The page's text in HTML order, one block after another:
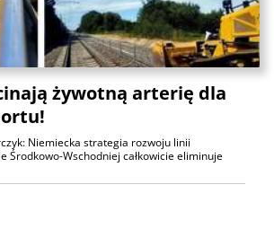
żywotną arterię dla
Niemiecka strategia rozwoju linii
Środkowo-Wschodniej całkowicie eliminuje